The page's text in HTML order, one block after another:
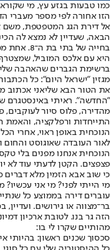
כמו טבעות בגזע עץ, מי
הזו אחורה לפי מספר מעברי
אל דירת הגג המטפטפת, משם
הבאה, שעדיין לא נמצא לה
בחייה של
היא עם אלכס המוביל,
ברשימת הגברים שהאהבה שלי
מגזין "ישראל היום": כל
את הטור הבא שליאני אכתוב
"החדשה". ראיתי באינסטגרם
מהדירה, פלוס סיור לעוקבים,
התייחדות ורפלקציה, והאמת
הנוכחית באופן ראוי, אחרי
לאור העובדה שאוגוסט והחום
הנוכחית אנחנו מפנים בלי
פצפצים. הקטן לדעתי עוד לא
כי שוב אבא הזמין מלא דברים
מי הייתי לפני? מי אני
עוברים דירה בממוצע כל
בר־מצווה או גירושים.
הזה גר בנו. לטובת ארכיון
מהותיים שקרו לי בו:
סכסוך שכנים ראשון: בהיותי